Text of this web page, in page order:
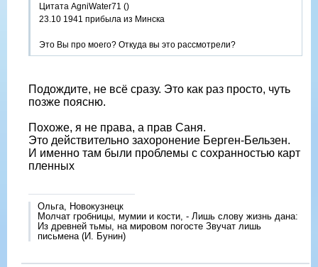
Цитата AgniWater71 ()
23.10 1941 прибыла из Минска
Это Вы про моего? Откуда вы это рассмотрели?
Подождите, не всë сразу. Это как раз просто, чуть
позже поясню.
Похоже, я не права, а прав Саня.
Это действительно захоронение Берген-Бельзен.
И именно там были проблемы с сохранностью карт
пленных
Ольга, Новокузнецк
Молчат гробницы, мумии и кости, - Лишь слову жизнь дана:
Из древней тьмы, на мировом погосте Звучат лишь
письмена (И. Бунин)